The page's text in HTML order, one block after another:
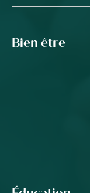
Bien être